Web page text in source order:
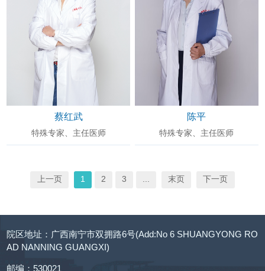
蔡红武
特殊专家、主任医师
陈平
特殊专家、主任医师
上一页 1 2 3 ... 末页 下一页
院区地址：广西南宁市双拥路6号(Add:No 6 SHUANGYONG RO
AD NANNING GUANGXI)
邮编：530021